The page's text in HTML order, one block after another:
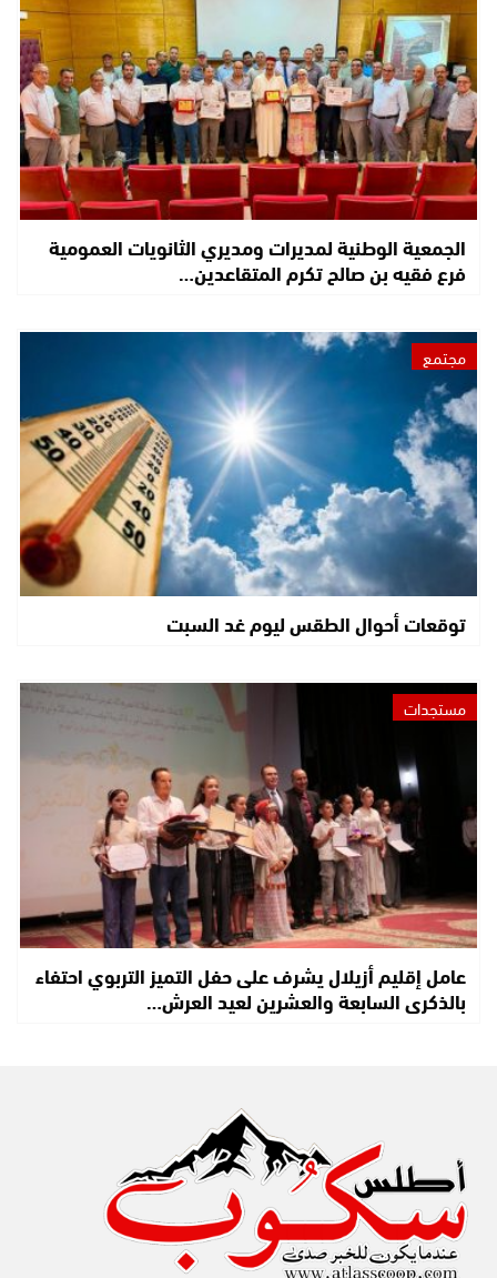
الجمعية الوطنية لمديرات ومديري الثانويات العمومية
فرع فقيه بن صالح تكرم المتقاعدين…
مجتمع
توقعات أحوال الطقس ليوم غد السبت
مستجدات
عامل إقليم أزيلال يشرف على حفل التميز التربوي احتفاء
بالذكرى السابعة والعشرين لعيد العرش…